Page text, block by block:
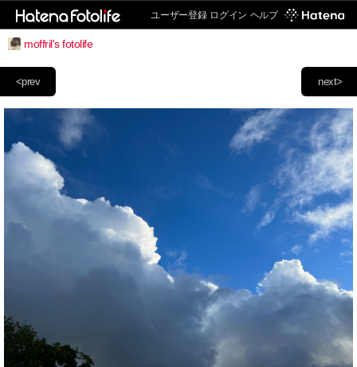
ユーザー登録 ログイン ヘルプ
moffril's fotolife
next>
<prev